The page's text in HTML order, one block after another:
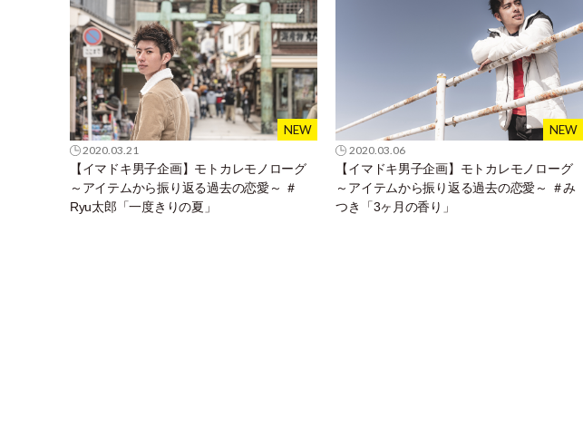
2020.03.21
【イマドキ男子企画】モトカレモノローグ
～アイテムから振り返る過去の恋愛～ ＃
Ryu太郎「一度きりの夏」
2020.03.06
【イマドキ男子企画】モトカレモノローグ
～アイテムから振り返る過去の恋愛～ ＃み
つき「3ヶ月の香り」